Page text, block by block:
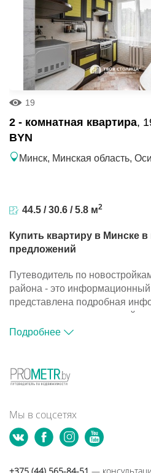
19
2 - комнатная квартира,
BYN
Минск, Минская область,
44.5 / 30.6 / 5.8 м2
Купить квартиру в Минске
предложений
Путеводитель по
района - это информационный
представлена подробная
жилье и компаниях-
размещена база объектов, с
Путеводитель по
района - это информационный
жилье и компаниях-
размещена база объектов, с
сможете подобрать
Подробнее
Мы в соцсетях